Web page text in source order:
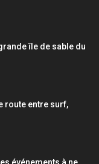
île de sable du
route entre surf,
événements à ne